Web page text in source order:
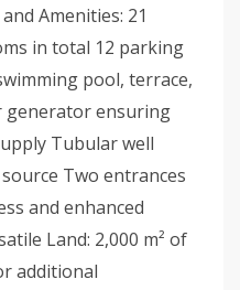
Amenities: 21
in total 12 parking
pool, terrace,
generator ensuring
Tubular well
Two entrances
and enhanced
Land: 2,000 m² of
additional